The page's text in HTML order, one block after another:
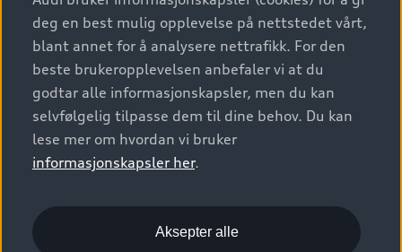
SUV
Stasjonsvogn
Sportback
S/RS
Konseptbiler og prototyper
Biler på lager
Finn forhandler
Bestill prøvekjøring
Kontakt forhandler
Bilgarantier
Behold nybilfølelsen
Audi Originalt tilbehør
Verkstedtjenester
Digitale tjenester
Audi digitale tjenester
Audi connect
Functions on demand
Kom i gang med myAudi
Audi Norge
Kundeservice
Audi Driving Experience
© 2026 AUDI NORGE. All Rights Reserved.
Imprint
deg en best mulig opplevelse på nettstedet vårt,
blant annet for å analysere nettrafikk. For den
beste brukeropplevelsen anbefaler vi at du
godtar alle informasjonskapsler, men du kan
selvfølgelig tilpasse dem til dine behov. Du kan
lese mer om hvordan vi bruker
informasjonskapsler her.
Aksepter alle